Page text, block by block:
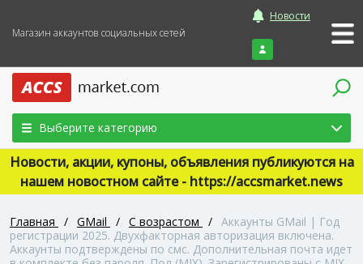
Магазин аккаунтов социальных сетей
Новости
Войти
Выберите категорию
Новости, акции, купоны, объявления публикуются на
нашем новостном сайте - https://accsmarket.news
Главная / GMail / С возрастом / Аккаунты GMail | Год
регистрации 2025. Двухфакторная авторизация включена.
Аккаунты подтверждены по смс. Дополнительная почта идет